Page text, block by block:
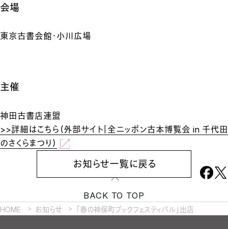
会場
東京古書会館・小川広場
主催
神田古書店連盟
>>詳細はこちら（外部サイト｜全ニッポン古本博覧会 in 千代田
のさくらまつり）
お知らせ一覧に戻る
BACK TO TOP
HOME お知らせ 「春の神保町ブックフェスティバル」出店